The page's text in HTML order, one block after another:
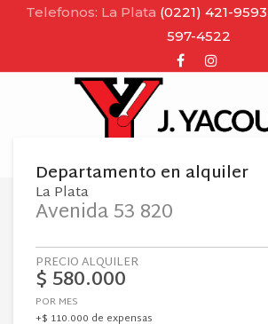
Telefonos: La Plata (0221) 421-9593
597-4522
FacebookInstagram
MENU
Departamento en alquiler
La Plata
Avenida 53 820
PRECIO ALQUILER
$ 580.000
POR MES
+$ 110.000 de expensas